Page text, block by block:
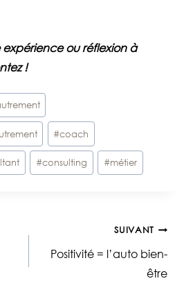
expérience ou réflexion à
!
#coach
#consulting #métier
SUIVANT
Positivité = l’auto bien-
être